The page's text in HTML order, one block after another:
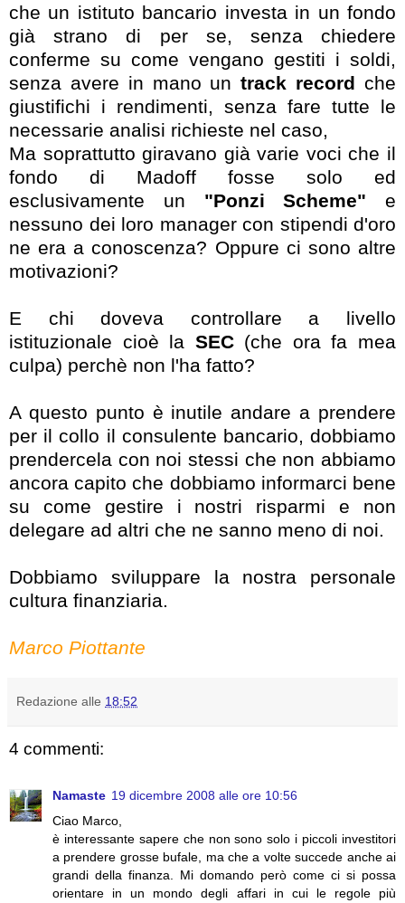
che un istituto bancario investa in un fondo
già strano di per se, senza chiedere
conferme su come vengano gestiti i soldi,
senza avere in mano untrack record che
giustifichi i rendimenti, senza fare tutte le
necessarie analisi richieste nel caso,
Ma soprattutto giravano già varie voci che il
fondo di Madoff fosse solo ed
esclusivamente un "Ponzi Scheme" e
nessuno dei loro manager con stipendi d'oro
ne era a conoscenza? Oppure ci sono altre
motivazioni?
E chi doveva controllare a livello
istituzionale cioè la SEC(che ora fa mea
culpa) perchè non l'ha fatto?
A questo punto è inutile andare a prendere
per il collo il consulente bancario, dobbiamo
prendercela con noi stessi che non abbiamo
ancora capito che dobbiamo informarci bene
su come gestire i nostri risparmi e non
delegare ad altri che ne sanno meno di noi.
Dobbiamo sviluppare la nostra personale
cultura finanziaria.
Marco Piottante
Redazione alle 18:52
4 commenti:
Namaste 19 dicembre 2008 alle ore 10:56
Ciao Marco,
è interessante sapere che non sono solo i piccoli investitori
a prendere grosse bufale, ma che a volte succede anche ai
grandi della finanza. Mi domando però come ci si possa
orientare in un mondo degli affari in cui le regole più